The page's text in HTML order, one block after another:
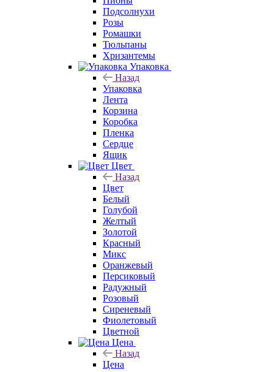
Подсолнухи
Розы
Ромашки
Тюльпаны
Хризантемы
Упаковка
Назад
Упаковка
Лента
Корзина
Коробка
Пленка
Сердце
Ящик
Цвет
Назад
Цвет
Белый
Голубой
Желтый
Золотой
Красный
Микс
Оранжевый
Персиковый
Радужный
Розовый
Сиреневый
Фиолетовый
Цветной
Цена
Назад
Цена